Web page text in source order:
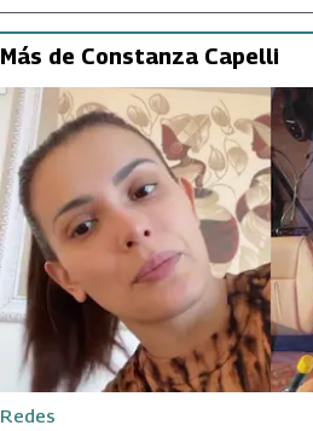
Más de Constanza Capelli
Redes